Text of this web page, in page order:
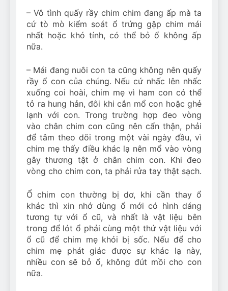
– Vô tình quấy rầy chim chim đang ấp mà ta
cứ tò mò kiểm soát ổ trứng gặp chim mái
nhất hoặc khó tính, có thể bỏ ổ không ấp
nữa.
– Mái đang nuôi con ta cũng không nên quấy
rầy ổ con của chúng. Nếu cứ nhấc lên nhấc
xuống coi hoài, chim mẹ vì ham con có thể
tỏ ra hung hản, đôi khi cắn mổ con hoặc ghẻ
lạnh với con. Trong trường hợp đeo vòng
vào chân chim con cũng nên cẩn thận, phải
để tâm theo dõi trong một vài ngày đầu, vì
chim mẹ thấy điều khác lạ nên mổ vào vòng
gây thương tật ở chân chim con. Khi đeo
vòng cho chim con, ta phải rửa tay thật sạch.
Ổ chim con thường bị dơ, khi cần thay ổ
khác thì xin nhớ dùng ổ mới có hình dáng
tương tự với ổ cũ, và nhất là vật liệu bên
trong để lót ổ phải cùng một thứ vật liệu với
ổ cũ để chim mẹ khỏi bị sốc. Nếu để cho
chim mẹ phát giác được sự khác lạ này,
nhiều con sẽ bỏ ổ, không đút mồi cho con
nữa.